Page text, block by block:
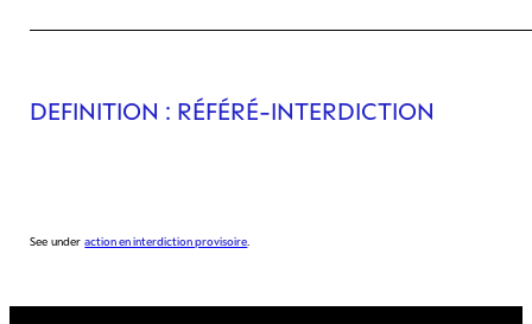
DEFINITION : RÉFÉRÉ-INTERDICTION
See underaction en interdiction provisoire